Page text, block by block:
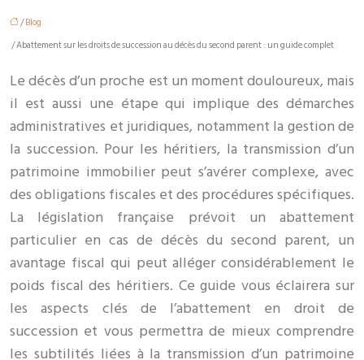
/Blog
/ Abattement sur les droits de succession au décès du second parent : un guide complet
Le décès d’un proche est un moment douloureux, mais
il est aussi une étape qui implique des démarches
administratives et juridiques, notamment la gestion de
la succession. Pour les héritiers, la transmission d’un
patrimoine immobilier peut s’avérer complexe, avec
des obligations fiscales et des procédures spécifiques.
La législation française prévoit un abattement
particulier en cas de décès du second parent, un
avantage fiscal qui peut alléger considérablement le
poids fiscal des héritiers. Ce guide vous éclairera sur
les aspects clés de l’abattement en droit de
succession et vous permettra de mieux comprendre
les subtilités liées à la transmission d’un patrimoine